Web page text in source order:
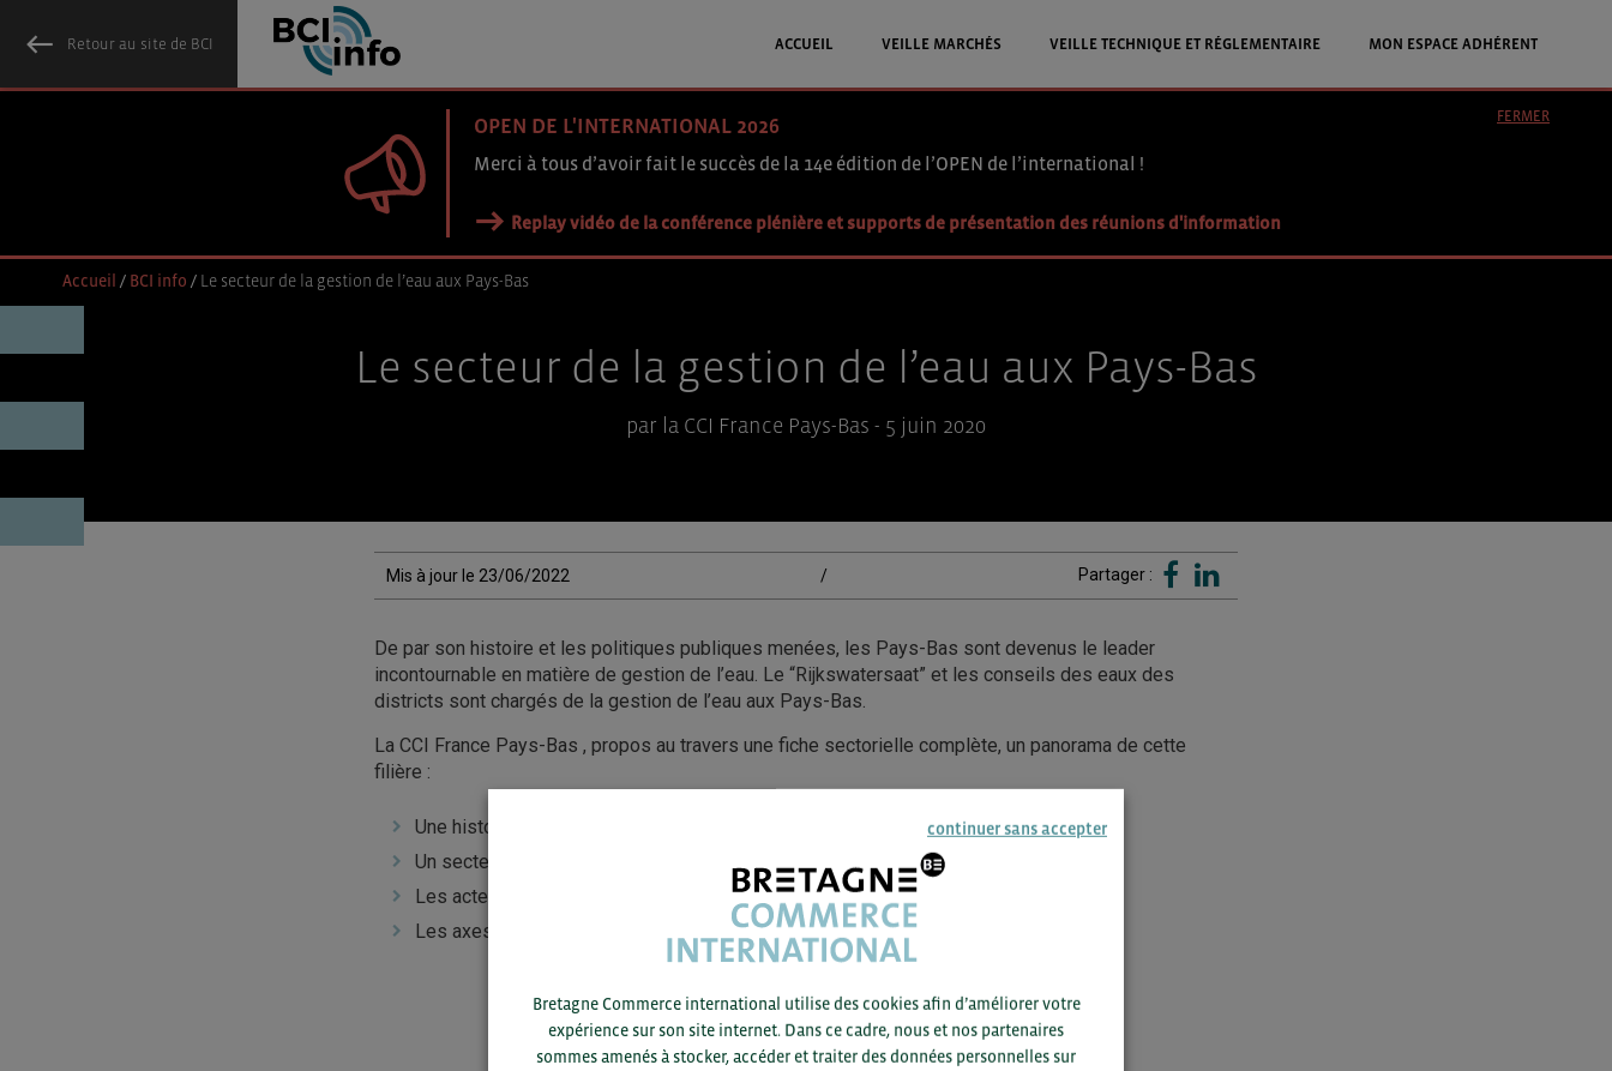
Retour au site de BCI ACCUEIL VEILLE MARCHÉS VEILLE TECHNIQUE ET RÉGLEMENTAIRE MON ESPACE ADHÉRENT
OPEN DE L'INTERNATIONAL 2026
Merci à tous d’avoir fait le succès de la 14e édition de l’OPEN de l’international !
Replay vidéo de la conférence plénière et supports de présentation des réunions d'information
FERMER
Accueil / BCI info / Le secteur de la gestion de l’eau aux Pays-Bas
Le secteur de la gestion de l’eau aux Pays-Bas
par la CCI France Pays-Bas - 5 juin 2020
Mis à jour le 23/06/2022 / Partager :
De par son histoire et les politiques publiques menées, les Pays-Bas sont devenus le leader
incontournable en matière de gestion de l’eau. Le “Rijkswatersaat” et les conseils des eaux des
districts sont chargés de la gestion de l’eau aux Pays-Bas.
La CCI France Pays-Bas , propos au travers une fiche sectorielle complète, un panorama de cette
filière :
Une histoire longue de la gestion des eaux
Un secteur axé sur la collaboration
Les acteurs clés
Les axes principaux de développement
ACCÉDEZ À LA FICHE SECTORIELLE
continuer sans accepter
Bretagne Commerce international utilise des cookies afin d’améliorer votre
expérience sur son site internet. Dans ce cadre, nous et nos partenaires
sommes amenés à stocker, accéder et traiter des données personnelles sur